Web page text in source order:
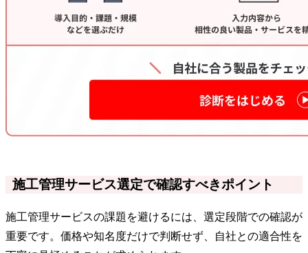
施工管理サービス選定で確認すべきポイント
施工管理サービスの課題を避けるには、選定段階での確認が
重要です。価格や知名度だけで判断せず、自社との適合性を